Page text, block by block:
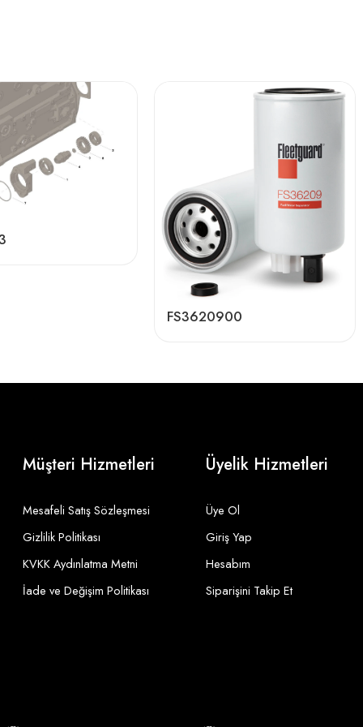
FS3620900
Müşteri Hizmetleri
Mesafeli Satış Sözleşmesi
Gizlilik Politikası
KVKK Aydınlatma Metni
İade ve Değişim Politikası
Üyelik Hizmetleri
Üye Ol
Giriş Yap
Hesabım
Siparişini Takip Et